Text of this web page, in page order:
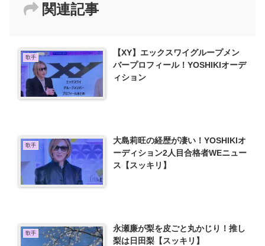
関連記事
歌手
【XY】エックスワイグループメン
バープロフィール！YOSHIKIオーデ
ィション
歌手
大島莉旺の経歴が凄い！YOSHIKIオ
ーディション2人目合格者WEニュー
ス【スッキリ】
歌手
永瀬廉が梨を皮ごと丸かじり！推し
梨は日田梨【スッキリ】